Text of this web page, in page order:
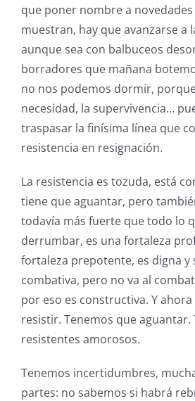
que poner nombre a novedades
muestran, hay que avanzarse a
aunque sea con balbuceos
borradores que mañana
no nos podemos dormir,
necesidad, la supervivencia…
traspasar la finísima línea que
resistencia en resignación.
La resistencia es tozuda, está
tiene que aguantar, pero
todavía más fuerte que todo lo
derrumbar, es una fortaleza
fortaleza prepotente, es digna y
combativa, pero no va al
por eso es constructiva. Y
resistir. Tenemos que aguantar.
resistentes amorosos.
Tenemos incertidumbres,
partes: no sabemos si habrá